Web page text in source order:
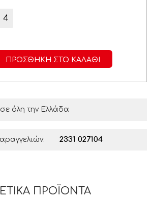
4
ΠΡΟΣΘΉΚΗ ΣΤΟ ΚΑΛΆΘΙ
όλη την Ελλάδα
2331 027104
ΠΡΟΪΌΝΤΑ